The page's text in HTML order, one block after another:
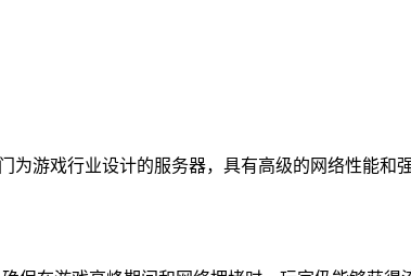
游戏行业设计的服务器，具有高级的网络性能和